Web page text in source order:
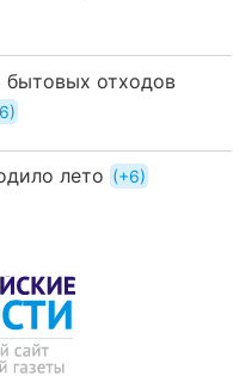
бытовых отходов
лето +6